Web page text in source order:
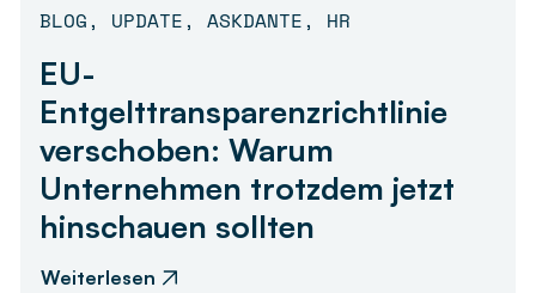
BLOG, UPDATE, ASKDANTE, HR
EU-
Entgelttransparenzrichtlinie
verschoben: Warum
Unternehmen trotzdem jetzt
hinschauen sollten
Weiterlesen